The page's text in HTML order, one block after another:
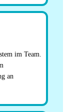
im Team.
an